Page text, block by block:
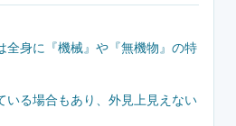
身に『機械』や『無機物』の特
る場合もあり、外見上見えない